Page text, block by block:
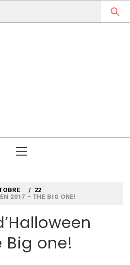
Menu
22
2017 – THE BIG ONE!
Big one!